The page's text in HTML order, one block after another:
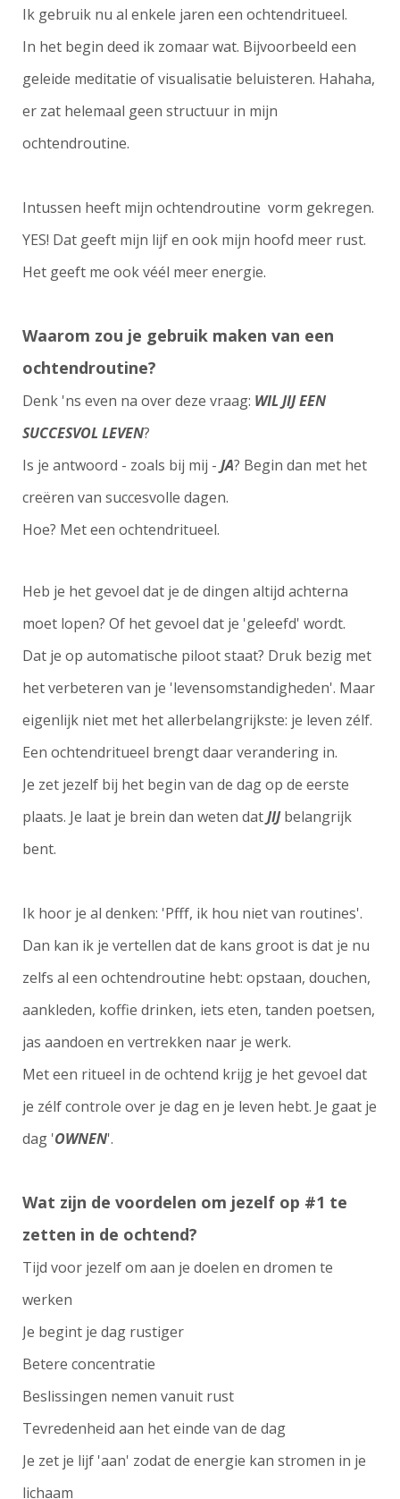
Ik gebruik nu al enkele jaren een ochtendritueel.
In het begin deed ik zomaar wat. Bijvoorbeeld een
geleide meditatie of visualisatie beluisteren. Hahaha,
er zat helemaal geen structuur in mijn
ochtendroutine.
Intussen heeft mijn ochtendroutine vorm gekregen.
YES! Dat geeft mijn lijf en ook mijn hoofd meer rust.
Het geeft me ook véél meer energie.
Waarom zou je gebruik maken van een
ochtendroutine?
Denk 'ns even na over deze vraag: WIL JIJ EEN
SUCCESVOL LEVEN?
Is je antwoord - zoals bij mij - JA? Begin dan met het
creëren van succesvolle dagen.
Hoe? Met een ochtendritueel.
Heb je het gevoel dat je de dingen altijd achterna
moet lopen? Of het gevoel dat je 'geleefd' wordt.
Dat je op automatische piloot staat? Druk bezig met
het verbeteren van je 'levensomstandigheden'. Maar
eigenlijk niet met het allerbelangrijkste: je leven zélf.
Een ochtendritueel brengt daar verandering in.
Je zet jezelf bij het begin van de dag op de eerste
plaats. Je laat je brein dan weten datJIJbelangrijk
bent.
Ik hoor je al denken: 'Pfff, ik hou niet van routines'.
Dan kan ik je vertellen dat de kans groot is dat je nu
zelfs al een ochtendroutine hebt: opstaan, douchen,
aankleden, koffie drinken, iets eten, tanden poetsen,
jas aandoen en vertrekken naar je werk.
Met een ritueel in de ochtend krijg je het gevoel dat
je zélf controle over je dag en je leven hebt. Je gaat je
dag 'OWNEN'.
Wat zijn de voordelen om jezelf op #1 te
zetten in de ochtend?
Tijd voor jezelf om aan je doelen en dromen te
werken
Je begint je dag rustiger
Betere concentratie
Beslissingen nemen vanuit rust
Tevredenheid aan het einde van de dag
Je zet je lijf 'aan' zodat de energie kan stromen in je
lichaam